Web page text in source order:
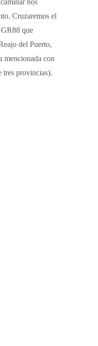
nos
Cruzaremos el
que
del Puerto,
mencionada con
tres provincias).